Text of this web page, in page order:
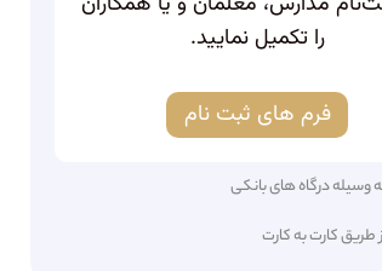
را تکمیل نمایید.
فرم های ثبت نام
وسیله درگاه های بانکی
طریق کارت به کارت